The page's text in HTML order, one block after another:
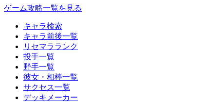
ゲーム攻略一覧を見る
キャラ検索
キャラ前後一覧
リセマラランク
投手一覧
野手一覧
彼女・相棒一覧
サクセス一覧
デッキメーカー